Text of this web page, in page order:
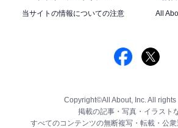
当サイトの情報についての注意
All
Copyright©All About, Inc. All
掲載の記事・写真・イラスト
すべてのコンテンツの無断複写・転載・公衆